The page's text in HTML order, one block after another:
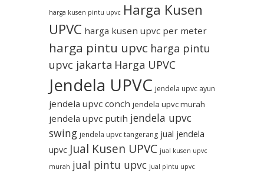
harga kusen pintu upvc Harga Kusen
UPVC harga kusen upvc per meter
harga pintu upvc harga pintu
upvc jakarta Harga UPVC
Jendela UPVC jendela upvc ayun
jendela upvc conch jendela upvc murah
jendela upvc putih jendela upvc
swing jendela upvc tangerang jual jendela
upvc Jual Kusen UPVC jual kusen upvc
murah jual pintu upvc jual pintu upvc